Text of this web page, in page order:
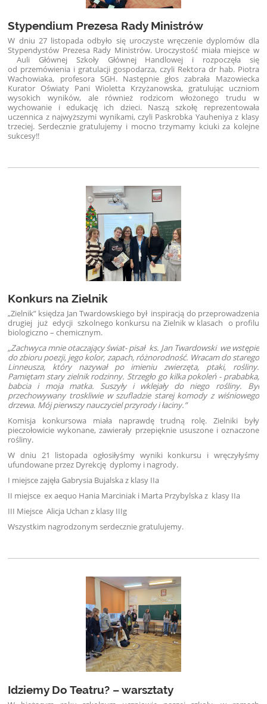
Stypendium Prezesa Rady Ministrów
W dniu 27 listopada odbyło się uroczyste wręczenie dyplomów dla
Stypendystów Prezesa Rady Ministrów. Uroczystość miała miejsce w
Auli Głównej Szkoły Głównej Handlowej i rozpoczęła się
od przemówienia i gratulacji gospodarza, czyli Rektora dr hab. Piotra
Wachowiaka, profesora SGH. Następnie głos zabrała Mazowiecka
Kurator Oświaty Pani Wioletta Krzyżanowska, gratulując uczniom
wysokich wyników, ale również rodzicom włożonego trudu w
wychowanie i edukację ich dzieci. Naszą szkołę reprezentowała
uczennica z najwyższymi wynikami, czyli Paskrobka Yauheniya z klasy
trzeciej. Serdecznie gratulujemy i mocno trzymamy kciuki za kolejne
sukcesy!!
Konkurs na Zielnik
„Zielnik” księdza Jan Twardowskiego był inspiracją do przeprowadzenia
drugiej już edycji szkolnego konkursu na Zielnik w klasach o profilu
biologiczno – chemicznym.
„Zachwyca mnie otaczający świat- pisał ks. Jan Twardowski we wstępie
do zbioru poezji, jego kolor, zapach, różnorodność. Wracam do starego
Linneusza, który nazywał po imieniu zwierzęta, ptaki, rośliny.
Pamiętam stary zielnik rodzinny. Strzegło go kilka pokoleń - prababka,
babcia i moja matka. Suszyły i wklejały do niego rośliny. Był
przechowywany troskliwie w szufladzie starej komody z wiśniowego
drzewa. Mój pierwszy nauczyciel przyrody i łaciny.”
Komisja konkursowa miała naprawdę trudną rolę. Zielniki były
pieczołowicie wykonane, zawierały przepięknie ususzone i oznaczone
rośliny.
W dniu 21 listopada ogłosiłyśmy wyniki konkursu i wręczyłyśmy
ufundowane przez Dyrekcję dyplomy i nagrody.
I miejsce zajęła Gabrysia Bujalska z klasy IIa
II miejsce ex aequo Hania Marciniak i Marta Przybylska z klasy IIa
III Miejsce Alicja Uchan z klasy IIIg
Wszystkim nagrodzonym serdecznie gratulujemy.
Idziemy Do Teatru? – warsztaty